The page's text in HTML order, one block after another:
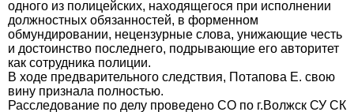
одного из полицейских, находящегося при исполнении
должностных обязанностей, в форменном
обмундировании, нецензурные слова, унижающие честь
и достоинство последнего, подрывающие его авторитет
как сотрудника полиции.
В ходе предварительного следствия, Потапова Е. свою
вину признала полностью.
Расследование по делу проведено СО по г.Волжск СУ СК